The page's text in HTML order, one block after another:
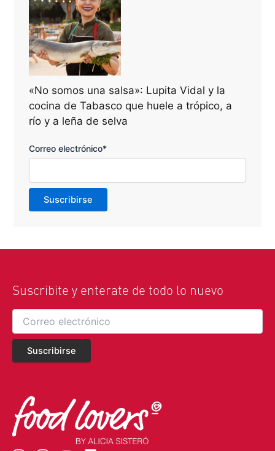
«No somos una salsa»: Lupita Vidal y la
cocina de Tabasco que huele a trópico, a
río y a leña de selva
Correo electrónico*
Suscribite y enterate de todo lo nuevo